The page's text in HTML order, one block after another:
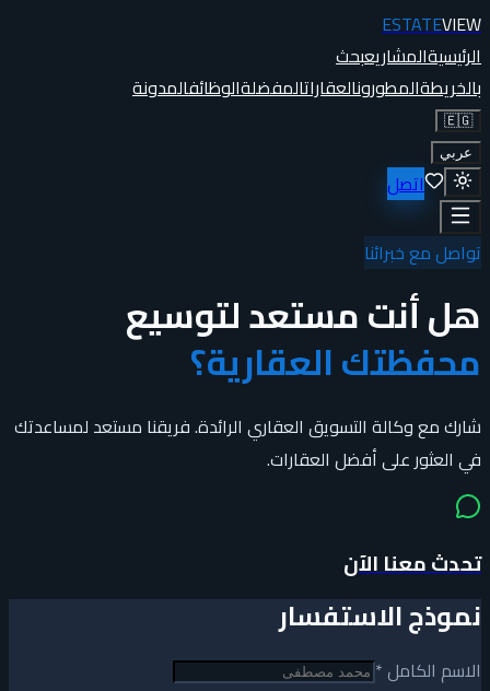
ESTATEVIEW
الرئيسيةالمشاريعبحث
بالخريطةالمطورونالعقاراتالمفضلةالوظائفالمدونة
🇪🇬
عربي
اتصل
تواصل مع خبرائنا
هل أنت مستعد لتوسيع
محفظتك العقارية؟
شارك مع وكالة التسويق العقاري الرائدة. فريقنا مستعد لمساعدتك
في العثور على أفضل العقارات.
تحدث معنا الآن
نموذج الاستفسار
الاسم الكامل *